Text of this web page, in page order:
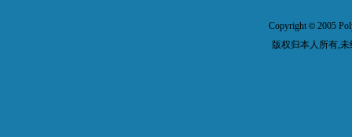
Copyright© 2005
版权归本人所有,